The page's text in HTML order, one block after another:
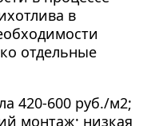
в
отдельные
420-600 руб./м2;
монтаж; низкая